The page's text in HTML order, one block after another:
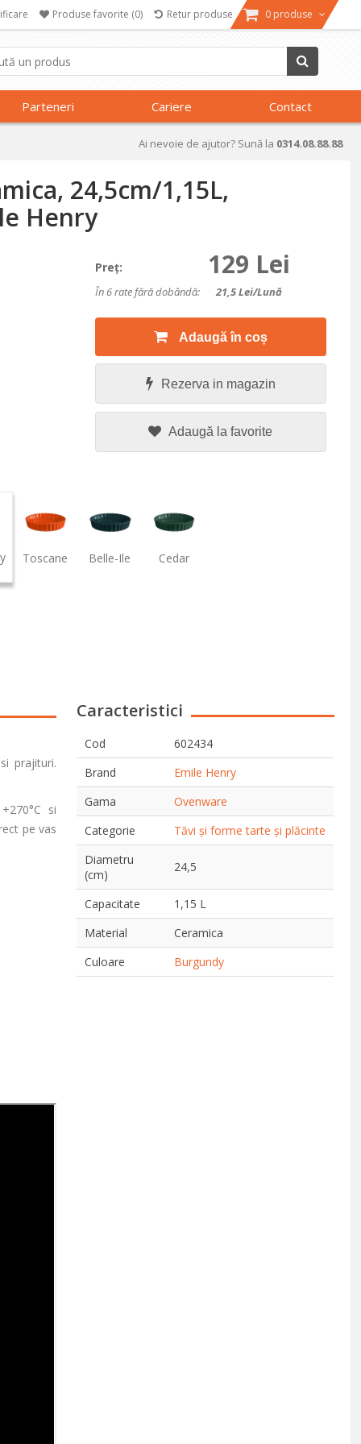
Produse favorite (0) Retur produse 0 produse
Parteneri Cariere Contact
Ai nevoie de ajutor? Sună la 0314.08.88.88
24,5cm/1,15L,
Henry
Preţ: 129 Lei
În 6 rate fără dobândă: 21,5Lei/lună
Adaugă în coș
Rezerva in magazin
Adaugă la favorite
Toscane Belle-Ile Cedar
prajituri.
si
pe vas
Caracteristici
Cod
602434
Brand
Emile Henry
Gama
Ovenware
Categorie
Tăvi și forme tarte și plăcinte
Diametru
(cm)
24,5
Capacitate
1,15 L
Material
Ceramica
Culoare
Burgundy